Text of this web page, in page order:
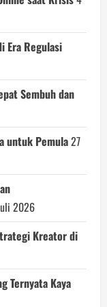
Era Regulasi
Sembuh dan
untuk Pemula27
2026
Kreator di
Ternyata Kaya